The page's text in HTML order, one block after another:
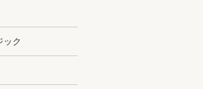
ック